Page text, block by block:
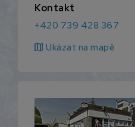
Kontakt
+420 739 428 367
map Ukázat na mapě